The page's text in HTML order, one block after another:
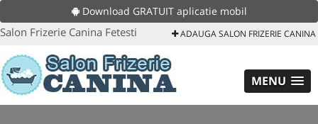
Download GRATUIT aplicatie mobil
Salon Frizerie Canina Fetesti ADAUGA SALON FRIZERIE CANINA
MENU